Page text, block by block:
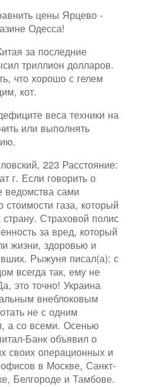
цены Ярцево -
Одесса!
за последние
триллион долларов.
что хорошо с гелем
кот.
веса техники на
или выполнять
223 Расстояние:
г. Если говорить о
ведомства сами
газа, который
Страховой полис
за вред, который
жизни, здоровью и
Рыжуня писал(а): с
всегда так, ему не
это точно! Украина
внеблоковым
не с одним
а со всеми. Осенью
Банк объявил о
своих операционных и
в Москве, Санкт-
Белгороде и Тамбове.